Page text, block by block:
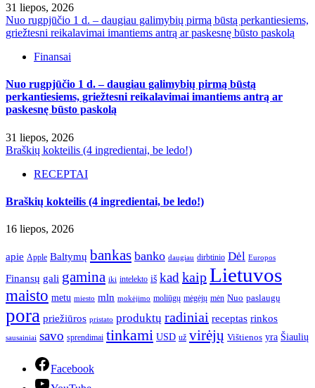
31 liepos, 2026
Nuo rugpjūčio 1 d. – daugiau galimybių pirmą būstą perkantiesiems,
griežtesni reikalavimai imantiems antrą ar paskesnę būsto paskolą
Finansai
Nuo rugpjūčio 1 d. – daugiau galimybių pirmą būstą
perkantiesiems, griežtesni reikalavimai imantiems antrą ar
paskesnę būsto paskolą
31 liepos, 2026
Braškių kokteilis (4 ingredientai, be ledo!)
RECEPTAI
Braškių kokteilis (4 ingredientai, be ledo!)
16 liepos, 2026
apie Apple Baltymų bankas banko daugiau dirbtinio Dėl Europos
Finansų gali gamina iki intelekto iš kad kaipLietuvos
maisto metu miesto mln mokėjimo moliūgų mėgėjų mėn Nuo paslaugų
pora priežiūros pristato produktų radiniai receptas rinkos
sausainiai savo sprendimai tinkami USD už virėjų Vištienos yra Šiaulių
Facebook